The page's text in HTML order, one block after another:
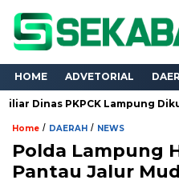
HOME ADVETORIAL
Lampung Dikuasai
Home / DAERAH / NEWS
Polda Lampung
Pantau Jalur